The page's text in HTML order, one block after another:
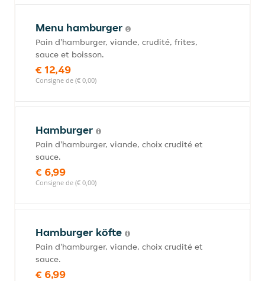
Menu hamburger
Pain d'hamburger, viande, crudité, frites,
sauce et boisson.
€ 12,49
Consigne de (€ 0,00)
Hamburger
Pain d'hamburger, viande, choix crudité et
sauce.
€ 6,99
Consigne de (€ 0,00)
Hamburger köfte
Pain d'hamburger, viande, choix crudité et
sauce.
€ 6,99